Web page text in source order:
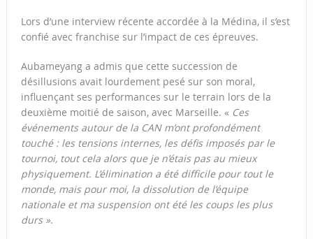
Lors d’une interview récente accordée à la Médina, il s’est
confié avec franchise sur l’impact de ces épreuves.
Aubameyang a admis que cette succession de
désillusions avait lourdement pesé sur son moral,
influençant ses performances sur le terrain lors de la
deuxième moitié de saison, avec Marseille. « Ces
événements autour de la CAN m’ont profondément
touché : les tensions internes, les défis imposés par le
tournoi, tout cela alors que je n’étais pas au mieux
physiquement. L’élimination a été difficile pour tout le
monde, mais pour moi, la dissolution de l’équipe
nationale et ma suspension ont été les coups les plus
durs ».